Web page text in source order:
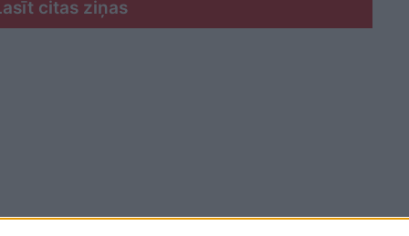
citas ziņas